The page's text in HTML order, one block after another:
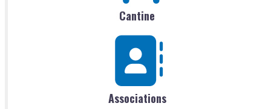
Cantine
Associations